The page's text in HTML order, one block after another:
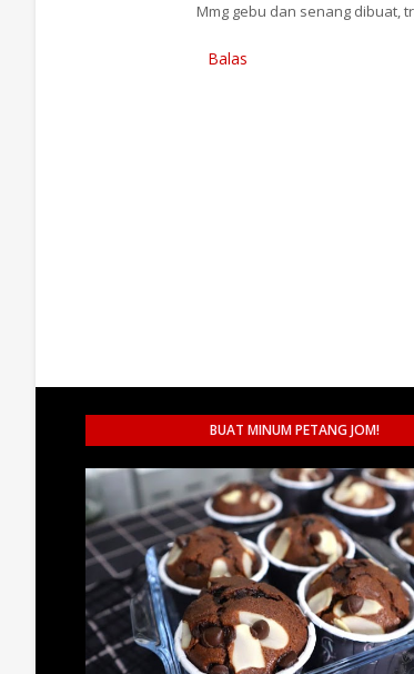
Mmg gebu dan senang dibuat,
Balas
BUAT MINUM PETANG JOM!